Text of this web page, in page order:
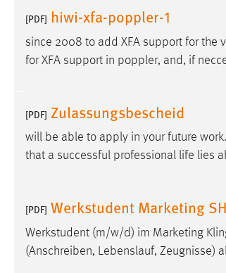
[PDF] hiwi-xfa-poppler-1
since 2008 to add XFA support for the
for XFA support in poppler, and, if
[PDF] Zulassungsbescheid
will be able to apply in your future
that a successful professional life lies
[PDF] Werkstudent Marketing
Werkstudent (m/w/d) im Marketing
(Anschreiben, Lebenslauf, Zeugnisse)
Sprachpräferenz
Sprache der Website.
Cookie Laufzeit: 30 Tage
Name:
MibewSessionID,
mibew_locale, mibew-
5e9dbeb1811c0446